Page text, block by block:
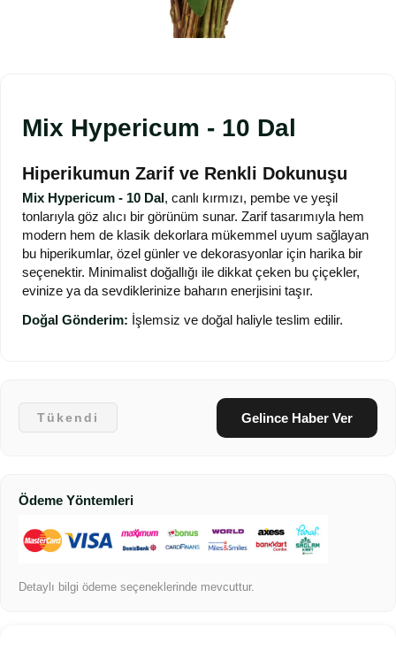
Mix Hypericum - 10 Dal
Hiperikumun Zarif ve Renkli Dokunuşu
Mix Hypericum - 10 Dal, canlı kırmızı, pembe ve yeşil
tonlarıyla göz alıcı bir görünüm sunar. Zarif tasarımıyla hem
modern hem de klasik dekorlara mükemmel uyum sağlayan
bu hiperikumlar, özel günler ve dekorasyonlar için harika bir
seçenektir. Minimalist doğallığı ile dikkat çeken bu çiçekler,
evinize ya da sevdiklerinize baharın enerjisini taşır.
Doğal Gönderim: İşlemsiz ve doğal haliyle teslim edilir.
Tükendi Gelince Haber Ver
Ödeme Yöntemleri
Detaylı bilgi ödeme seçeneklerinde mevcuttur.